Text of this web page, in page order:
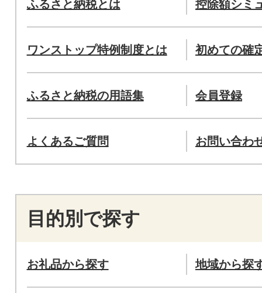
ふるさと納税とは 控除額シミ
ワンストップ特例制度とは 初めての確
ふるさと納税の用語集 会員登録
よくあるご質問 お問い合わ
目的別で探す
お礼品から探す 地域から探